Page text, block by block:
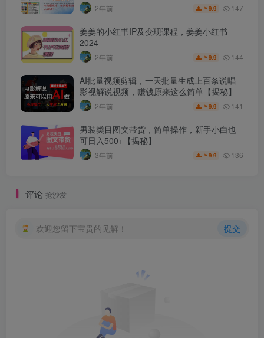
2年前 ￥9.9 147
姜姜的小红书IP及变现课程，姜姜小红书
2024
2年前 ￥9.9 144
AI批量视频剪辑，一天批量生成上百条说唱
影视解说视频，赚钱原来这么简单【揭秘】
2年前 ￥9.9 141
男装类目图文带货，简单操作，新手小白也
可日入500+【揭秘】
3年前 ￥9.9 136
评论 抢沙发
欢迎您留下宝贵的见解！ 提交